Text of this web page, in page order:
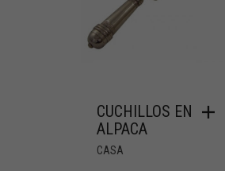
CUCHILLOS EN
ALPACA
CASA